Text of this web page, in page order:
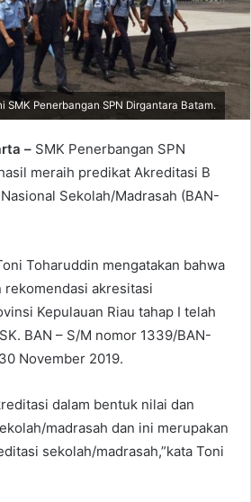
SMK Penerbangan SPN Dirgantara Batam.
– SMK Penerbangan SPN
meraih predikat Akreditasi B
Sekolah/Madrasah (BAN-
Toharuddin mengatakan bahwa
rekomendasi akresitasi
Kepulauan Riau tahap I telah
BAN – S/M nomor 1339/BAN-
November 2019.
dalam bentuk nilai dan
madrasah dan ini merupakan
sekolah/madrasah,”kata Toni